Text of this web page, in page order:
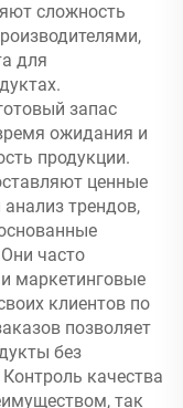
сложность
для
запас
ожидания и
продукции.
ценные
трендов,
часто
маркетинговые
клиентов по
позволяет
без
качества
так